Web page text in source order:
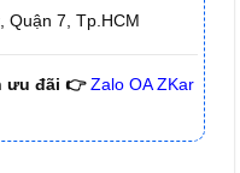
Quận 7, Tp.HCM
ưu đãi 👉 Zalo OA ZKar